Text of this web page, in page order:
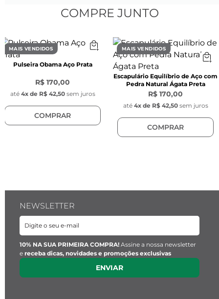
4 cm
Cor: Prata
Material: Liga metálica nobre, banhado a ródio.
COMPRE JUNTO
MAIS VENDIDOS
Pulseira Obama Aço Prata
R$ 170,00
até 4x de R$ 42,50 sem juros
COMPRAR
MAIS VENDIDOS
Escapulário Equilíbrio de Aço com
Pedra Natural Ágata Preta
R$ 170,00
até 4x de R$ 42,50 sem juros
COMPRAR
NEWSLETTER
10% NA SUA PRIMEIRA COMPRA! Assine a nossa newsletter
e receba dicas, novidades e promoções exclusivas
ENVIAR